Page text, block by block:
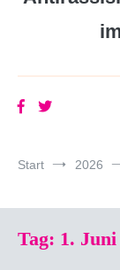
Start 2026
Tag: 1. Juni